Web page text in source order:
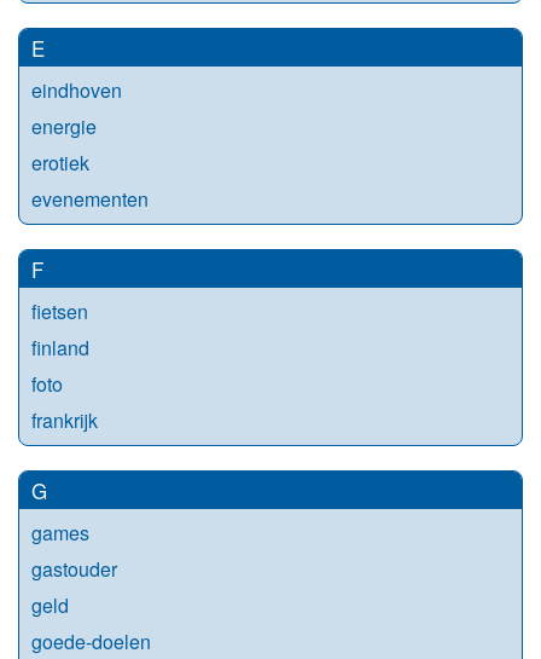
E
eindhoven
energie
erotiek
evenementen
F
fietsen
finland
foto
frankrijk
G
games
gastouder
geld
goede-doelen